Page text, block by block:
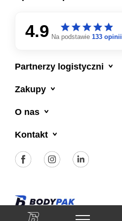
4.9 starstarstarstarstar
starstarstarstarstar
Na podstawie 133 opinii
Partnerzy logistyczni
Zakupy
O nas
Kontakt
Polityka prywatności